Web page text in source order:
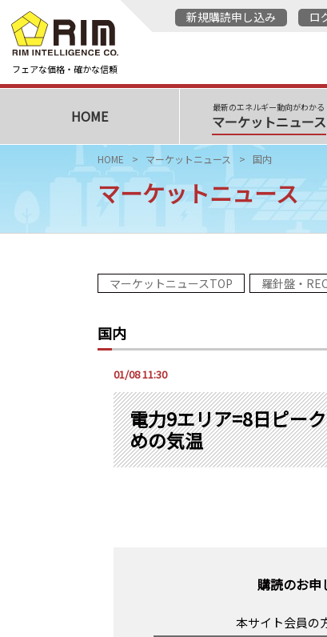
フェアな価格・確かな信頼
新規購読申し込み ロ
HOME 最新のエネルギー動向がわかる
マーケットニュース
HOME マーケットニュース 国内
マーケットニュース
マーケットニュースTOP 羅針盤・
国内
01/08 11:30
電力9エリア=8日ピー
めの気温
購読のお申
本サイト会員の